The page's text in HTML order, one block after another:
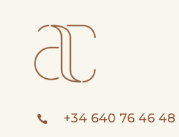
 +34 640 76 46 48